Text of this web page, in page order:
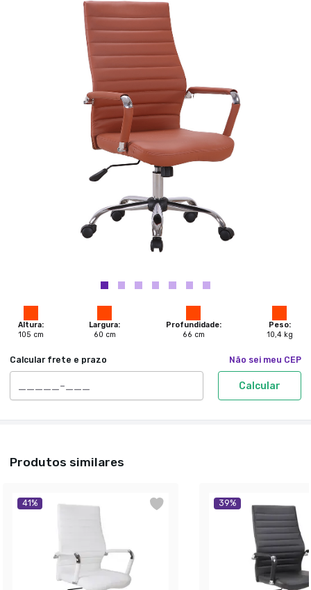
Altura:
105 cm
Largura:
60 cm
Profundidade:
66 cm
Peso:
10,4 kg
Calcular frete e prazo Não sei meu CEP
Calcular
Produtos similares
41% 39%